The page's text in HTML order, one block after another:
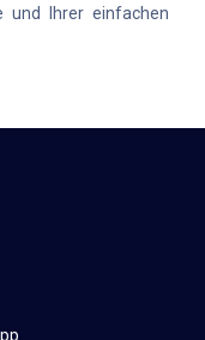
und Ihrer einfachen